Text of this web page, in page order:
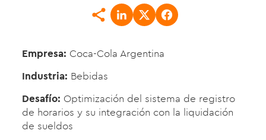
Empresa: Coca-Cola Argentina
Industria: Bebidas
Desafío: Optimización del sistema de registro
de horarios y su integración con la liquidación
de sueldos